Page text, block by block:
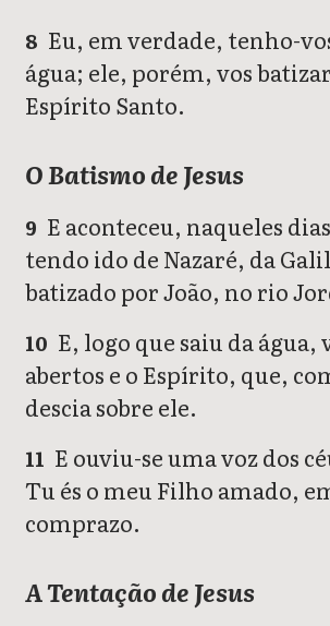
8 Eu, em verdade, tenho-
água; ele, porém, vos
Espírito Santo.
O Batismo de Jesus
9 E aconteceu, naqueles
tendo ido de Nazaré, da
batizado por João, no rio
10 E, logo que saiu da água,
abertos e o Espírito, que,
descia sobre ele.
11 E ouviu-se uma voz dos
Tu és o meu Filho amado,
comprazo.
A Tentação de Jesus